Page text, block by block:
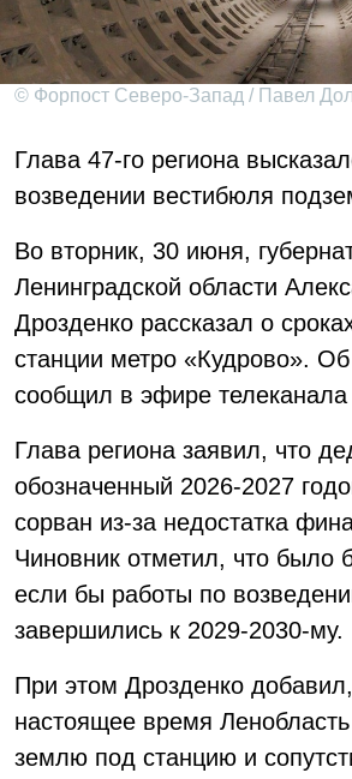
© Форпост Северо-Запад / Павел
Глава 47-го региона
возведении вестибюля
Во вторник, 30 июня,
Ленинградской области
Дрозденко рассказал о
станции метро «Кудрово».
сообщил в эфире
Глава региона заявил, что
обозначенный 2026-2027
сорван из-за недостатка
Чиновник отметил, что было
если бы работы по
завершились к 2029-2030-му.
При этом Дрозденко
настоящее время
землю под станцию и